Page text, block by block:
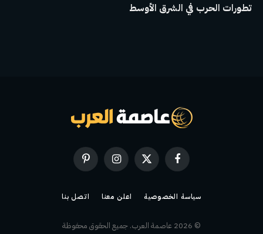
تطورات الحرب في الشرق الأوسط
فيسبوك
X
(Twitter)
الانستغرامبينتيريست
سياسة الخصوصية اعلن معنا اتصل بنا
© 2026 عاصمة العرب. جميع الحقوق محفوظة